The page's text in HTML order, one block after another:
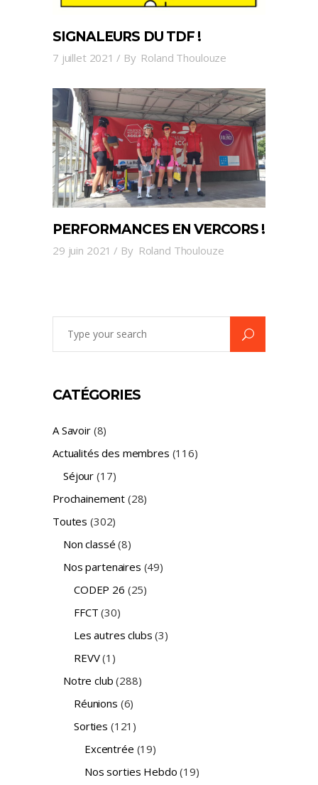
SIGNALEURS DU TDF !
7 juillet 2021 By Roland Thoulouze
PERFORMANCES EN VERCORS !
29 juin 2021 By Roland Thoulouze
CATÉGORIES
A Savoir(8)
Actualités des membres (116)
Séjour (17)
Prochainement (28)
Toutes (302)
Non classé (8)
Nos partenaires (49)
CODEP 26 (25)
FFCT (30)
Les autres clubs (3)
REVV(1)
Notre club (288)
Réunions (6)
Sorties (121)
Excentrée (19)
Nos sorties Hebdo (19)